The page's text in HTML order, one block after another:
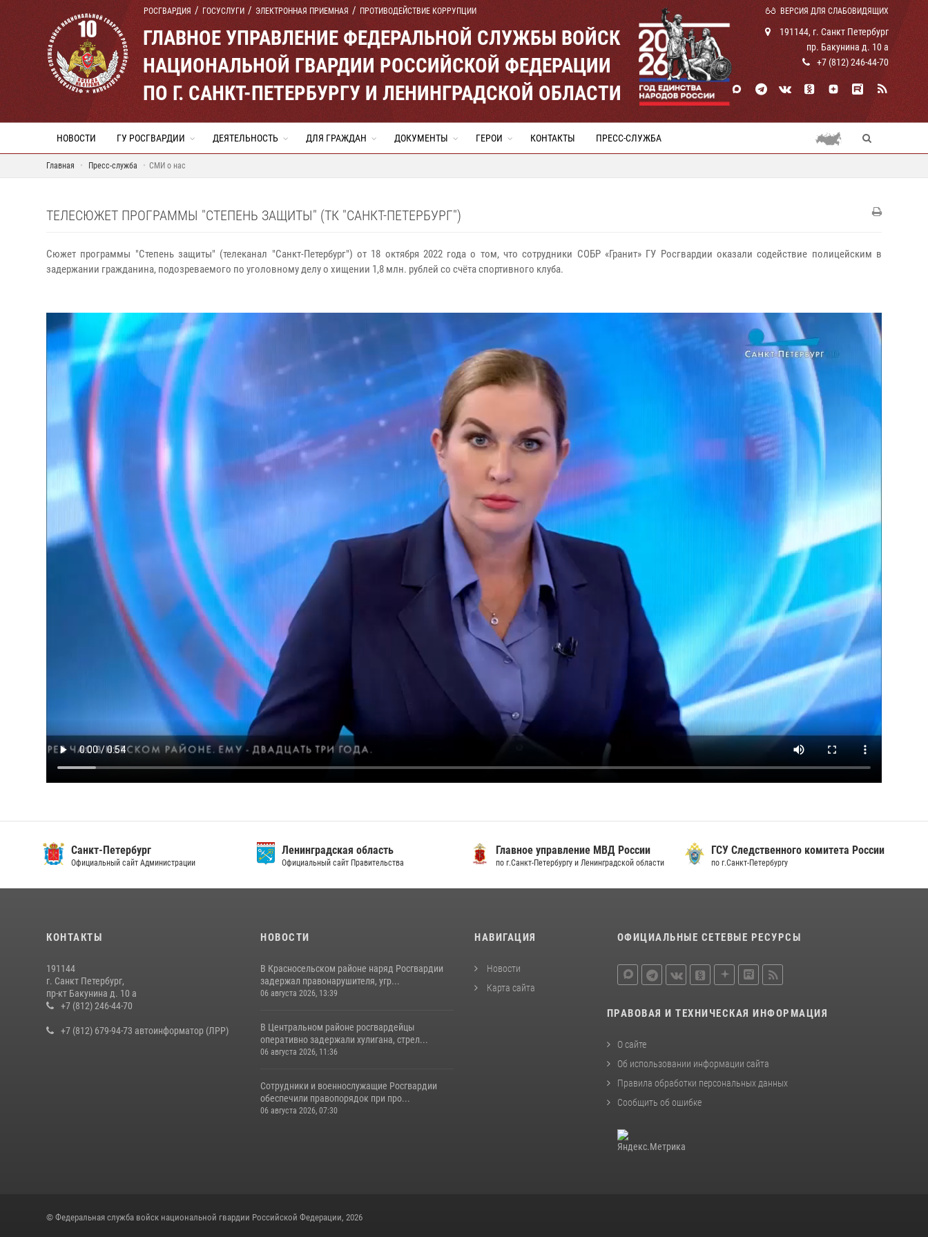
РОСГВАРДИЯ ГОСУСЛУГИ ЭЛЕКТРОННАЯ ПРИЕМНАЯ ПРОТИВОДЕЙСТВИЕ КОРРУПЦИИ ВЕРСИЯ ДЛЯ СЛАБОВИДЯЩИХ
ГЛАВНОЕ УПРАВЛЕНИЕ ФЕДЕРАЛЬНОЙ СЛУЖБЫ ВОЙСК
НАЦИОНАЛЬНОЙ ГВАРДИИ РОССИЙСКОЙ ФЕДЕРАЦИИ
ПО Г. САНКТ-ПЕТЕРБУРГУ И ЛЕНИНГРАДСКОЙ ОБЛАСТИ
191144, г. Санкт Петербург
пр. Бакунина д. 10 а
+7 (812) 246-44-70
НОВОСТИ ГУ РОСГВАРДИИ ДЕЯТЕЛЬНОСТЬ ДЛЯ ГРАЖДАН ДОКУМЕНТЫ ГЕРОИ КОНТАКТЫ ПРЕСС-СЛУЖБА
Главная Пресс-служба СМИ о нас
ТЕЛЕСЮЖЕТ ПРОГРАММЫ "СТЕПЕНЬ ЗАЩИТЫ" (ТК "САНКТ-ПЕТЕРБУРГ")
Сюжет программы "Степень защиты" (телеканал "Санкт-Петербург") от 18 октября 2022 года о том, что сотрудники СОБР «Гранит» ГУ Росгвардии оказали содействие полицейским в
задержании гражданина, подозреваемого по уголовному делу о хищении 1,8 млн. рублей со счёта спортивного клуба.
Санкт-Петербург
Официальный сайт Администрации
Ленинградская область
Официальный сайт Правительства
Главное управление МВД России
по г.Санкт-Петербургу и Ленинградской области
ГСУ Следственного комитета России
по г.Санкт-Петербургу
КОНТАКТЫ
191144
г. Санкт Петербург,
пр-кт Бакунина д. 10 а
+7 (812) 246-44-70
+7 (812) 679-94-73 автоинформатор (ЛРР)
НОВОСТИ
В Красносельском районе наряд Росгвардии
задержал правонарушителя, угр...
06 августа 2026, 13:39
В Центральном районе росгвардейцы
оперативно задержали хулигана, стрел...
06 августа 2026, 11:36
Сотрудники и военнослужащие Росгвардии
обеспечили правопорядок при про...
06 августа 2026, 07:30
НАВИГАЦИЯ
Новости
Карта сайта
ОФИЦИАЛЬНЫЕ СЕТЕВЫЕ РЕСУРСЫ
ПРАВОВАЯ И ТЕХНИЧЕСКАЯ ИНФОРМАЦИЯ
О сайте
Об использовании информации сайта
Правила обработки персональных данных
Сообщить об ошибке
© Федеральная служба войск национальной гвардии Российской Федерации, 2026